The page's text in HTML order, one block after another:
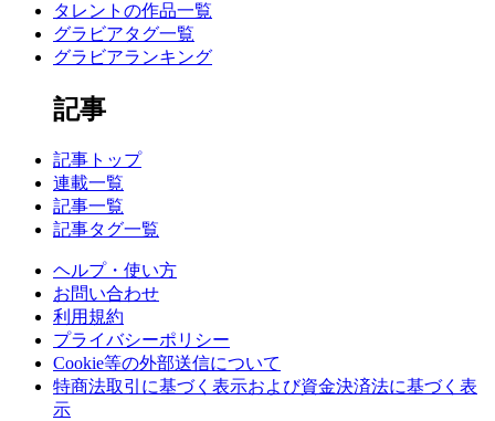
タレントの作品一覧
グラビアタグ一覧
グラビアランキング
記事
記事トップ
連載一覧
記事一覧
記事タグ一覧
ヘルプ・使い方
お問い合わせ
利用規約
プライバシーポリシー
Cookie等の外部送信について
特商法取引に基づく表示および資金決済法に基づく表
示